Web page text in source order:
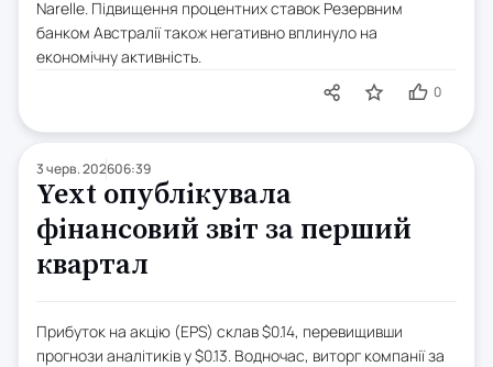
Narelle. Підвищення процентних ставок Резервним
банком Австралії також негативно вплинуло на
економічну активність.
0
3 черв. 202606:39
Yext опублікувала
фінансовий звіт за перший
квартал
Прибуток на акцію (EPS) склав $0.14, перевищивши
прогнози аналітиків у $0.13. Водночас, виторг компанії за